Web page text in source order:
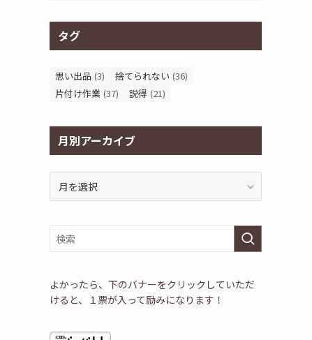
タグ
思い出品 (3) 捨てられない (36)
片付け作業 (37) 説得 (21)
月別アーカイブ
ー
カ
イ
よかったら、下のバナーをクリックしていただ
けると、１票が入って励みになります！